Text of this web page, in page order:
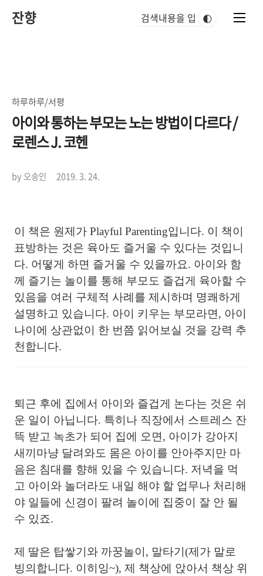
잔향 🌓
하루하루/서평
아이와 통하는 부모는 노는 방법이 다르다 /
로렌스 J. 코헨
by 오송인 2019. 3. 24.
이 책은 원제가 Playful Parenting입니다. 이 책이
표방하는 것은 육아도 즐거울 수 있다는 것입니
다. 어떻게 하면 즐거울 수 있을까요. 아이와 함
께 즐기는 놀이를 통해 부모도 즐겁게 육아할 수
있음을 여러 구체적 사례를 제시하며 명쾌하게
설명하고 있습니다. 아이 키우는 부모라면, 아이
나이에 상관없이 한 번쯤 읽어보실 것을 강력 추
천합니다.
퇴근 후에 집에서 아이와 즐겁게 논다는 것은 쉬
운 일이 아닙니다. 특히나 직장에서 스트레스 잔
뜩 받고 녹초가 되어 집에 오면, 아이가 강아지
새끼마냥 달려와도 몸은 아이를 안아주지만 마
음은 침대를 향해 있을 수 있습니다. 저녁을 먹
고 아이와 놀더라도 내일 해야 할 업무나 처리해
야 일들에 신경이 팔려 놀이에 집중이 잘 안 될
수 있죠.
제 딸은 탑쌓기와 까꿍놀이, 말타기(제가 말로
빙의합니다. 이히잉~), 제 책상에 앉아서 책상 위